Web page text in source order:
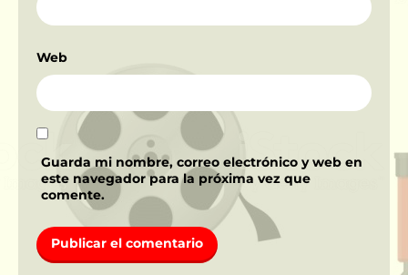
Web
Guarda mi nombre, correo electrónico y web en
este navegador para la próxima vez que
comente.